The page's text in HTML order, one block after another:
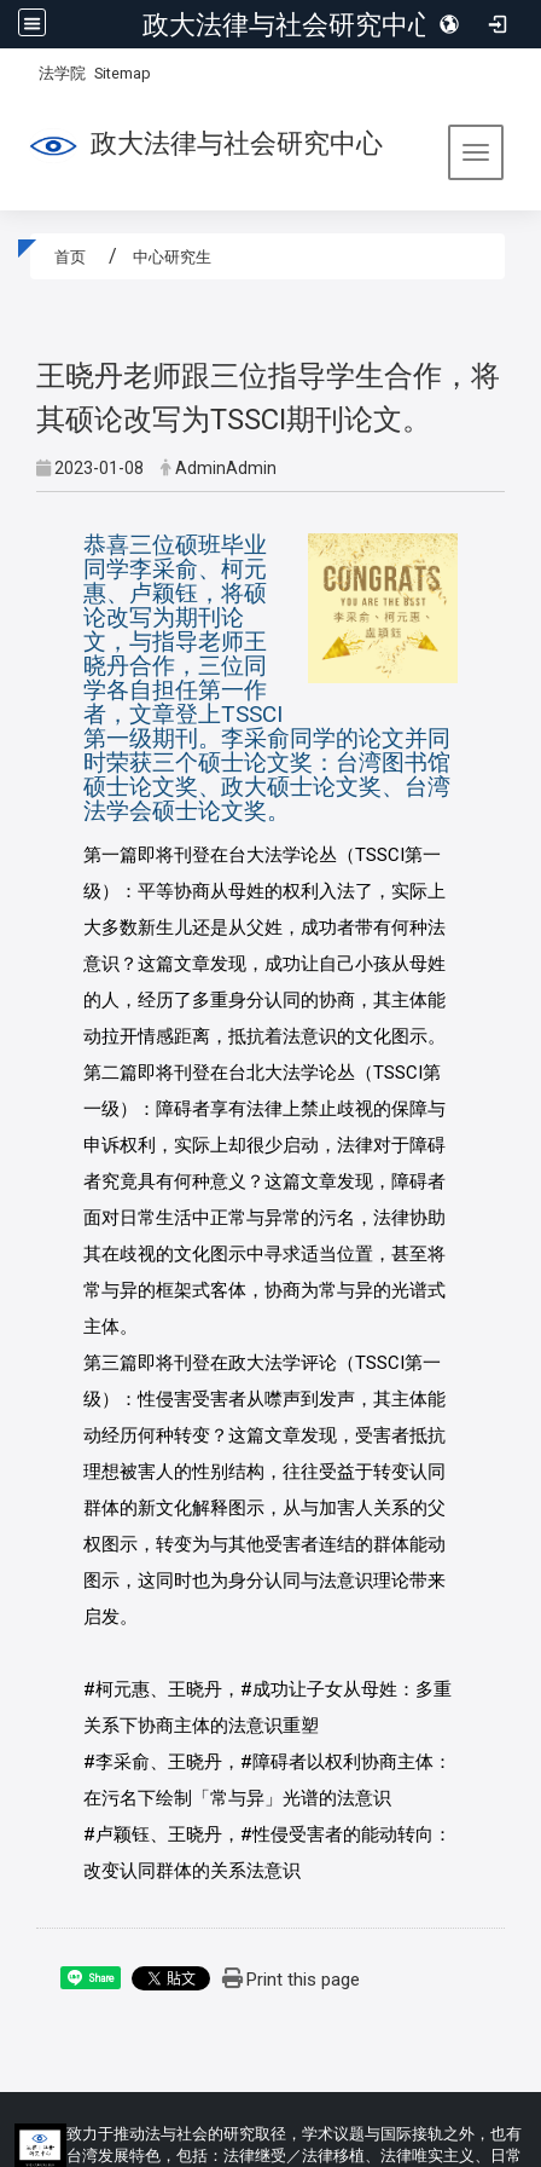
政大法律与社会研究中心
法学院 Sitemap
Toggle
政大法律与社会研究中心
首页 中心研究生
王晓丹老师跟三位指导学生合作，将
其硕论改写为TSSCI期刊论文。
2023-01-08 AdminAdmin
恭喜三位硕班毕业
同学李采俞、柯元
惠、卢颖钰，将硕
论改写为期刊论
文，与指导老师王
晓丹合作，三位同
学各自担任第一作
者，文章登上TSSCI
第一级期刊。李采俞同学的论文并同
时荣获三个硕士论文奖：台湾图书馆
硕士论文奖、政大硕士论文奖、台湾
法学会硕士论文奖。
第一篇即将刊登在台大法学论丛（TSSCI第一
级）：平等协商从母姓的权利入法了，实际上
大多数新生儿还是从父姓，成功者带有何种法
意识？这篇文章发现，成功让自己小孩从母姓
的人，经历了多重身分认同的协商，其主体能
动拉开情感距离，抵抗着法意识的文化图示。
第二篇即将刊登在台北大法学论丛（TSSCI第
一级）：障碍者享有法律上禁止歧视的保障与
申诉权利，实际上却很少启动，法律对于障碍
者究竟具有何种意义？这篇文章发现，障碍者
面对日常生活中正常与异常的污名，法律协助
其在歧视的文化图示中寻求适当位置，甚至将
常与异的框架式客体，协商为常与异的光谱式
主体。
第三篇即将刊登在政大法学评论（TSSCI第一
级）：性侵害受害者从噤声到发声，其主体能
动经历何种转变？这篇文章发现，受害者抵抗
理想被害人的性别结构，往往受益于转变认同
群体的新文化解释图示，从与加害人关系的父
权图示，转变为与其他受害者连结的群体能动
图示，这同时也为身分认同与法意识理论带来
启发。
#柯元惠、王晓丹， #成功让子女从母姓 ：多重
关系下协商主体的法意识重塑
#李采俞、王晓丹， #障碍者以权利协商主体：
在污名下绘制「常与异」光谱的法意识
#卢颖钰、王晓丹， #性侵受害者的能动转向 ：
改变认同群体的关系法意识
Share Print this page
致力于推动法与社会的研究取径，学术议题与国际接轨之外，也有
台湾发展特色，包括：法律继受／法律移植、法律唯实主义、日常